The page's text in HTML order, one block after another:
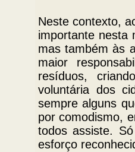
Neste contexto,
importante nesta
mas também às
maior
resíduos,
voluntária dos
sempre alguns
por comodismo,
todos assiste.
esforço